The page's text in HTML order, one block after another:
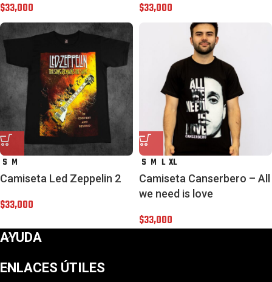
$33,000 $33,000
S M
Camiseta Led Zeppelin 2
$33,000
S M L XL
Camiseta Canserbero – All
we need is love
$33,000
AYUDA
ENLACES ÚTILES